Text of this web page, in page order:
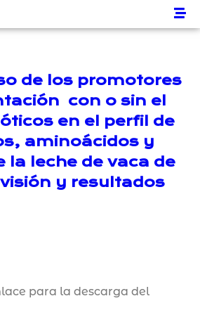
de los promotores
con o sin el
en el perfil de
aminoácidos y
la leche de vaca de
y resultados
para la descarga del